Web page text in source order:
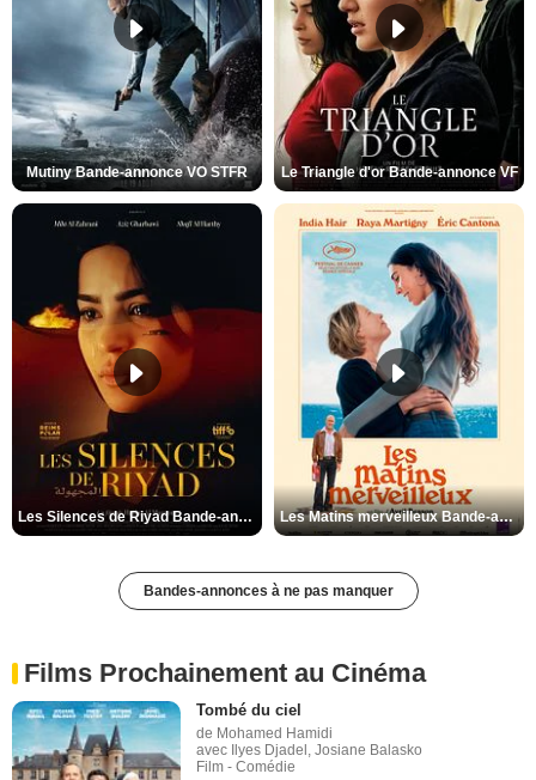
Mutiny Bande-annonce VO STFR Le Triangle d'or Bande-annonce VF
Les Silences de Riyad Bande-annonce VO STFR Les Matins merveilleux Bande-annonce VF
Bandes-annonces à ne pas manquer
Films Prochainement au Cinéma
Tombé du ciel
de Mohamed Hamidi
avec Ilyes Djadel, Josiane Balasko
Film - Comédie